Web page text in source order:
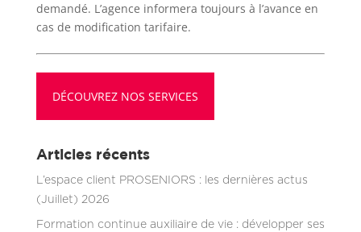
demandé. L’agence informera toujours à l’avance en
cas de modification tarifaire.
DÉCOUVREZ NOS SERVICES
Articles récents
L’espace client PROSENIORS : les dernières actus
(Juillet) 2026
Formation continue auxiliaire de vie : développer ses